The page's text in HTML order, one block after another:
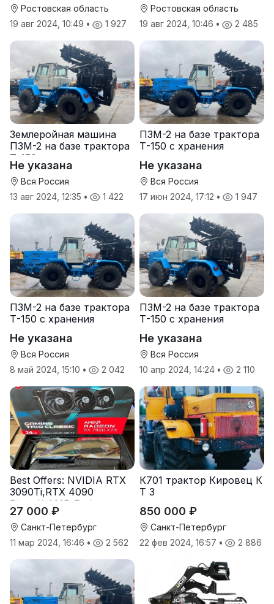
Ростовская область
19 авг 2024, 10:49 • 1 927
Ростовская область
19 авг 2024, 10:46 • 2 485
Землеройная машина
ПЗМ-2 на базе трактора
Т-150
Не указана
Вся Россия
13 авг 2024, 12:35 • 1 422
ПЗМ-2 на базе трактора
Т-150 с хранения
Не указана
Вся Россия
17 июн 2024, 17:12 • 1 947
ПЗМ-2 на базе трактора
Т-150 с хранения
Не указана
Вся Россия
8 май 2024, 15:10 • 2 042
ПЗМ-2 на базе трактора
Т-150 с хранения
Не указана
Вся Россия
10 апр 2024, 14:24 • 2 110
Best Offers: NVIDIA RTX
3090Ti,RTX 4090
DirectX,AMD Radeon
RX7900
27 000 ₽
Санкт-Петербург
11 мар 2024, 16:46 • 2 562
К701 трактор Кировец К
Т З
850 000 ₽
Санкт-Петербург
22 фев 2024, 16:57 • 2 886